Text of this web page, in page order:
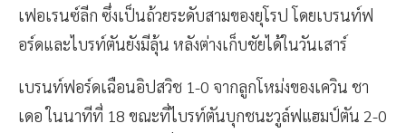
เฟอเรนซ์ลีก ซึ่งเป็นถ้วยระดับสามของยุโรป โดยเบรนท์ฟ
อร์ดและไบรท์ตันยังมีลุ้น หลังต่างเก็บชัยได้ในวันเสาร์
เบรนท์ฟอร์ดเฉือนอิปสวิช 1-0 จากลูกโหม่งของเควิน ชา
เดอ ในนาทีที่ 18 ขณะที่ไบรท์ตันบุกชนะวูล์ฟแฮมป์ตัน 2-0